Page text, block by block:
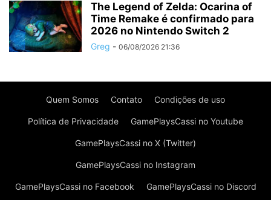
The Legend of Zelda: Ocarina of
Time Remake é confirmado para
2026 no Nintendo Switch 2
Greg - 06/08/2026 21:36
Quem Somos Contato Condições de uso
Política de Privacidade GamePlaysCassi no Youtube
GamePlaysCassi no X (Twitter)
GamePlaysCassi no Instagram
GamePlaysCassi no Facebook GamePlaysCassi no Discord